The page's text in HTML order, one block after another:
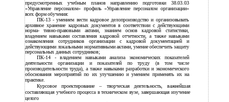
предусмотренных учебным планов направлению подготовки 38.03.03
«Управление персоналом» профиль «Управление персоналом организации»
всех форм обучения:
ПК-13 - умением вести кадровое делопроизводство и организовывать
архивное хранение кадровых документов в соответствии с действующими
норма- тивно-правовыми актами, знанием основ кадровой статистики,
владением навыками составления кадровой отчетности, а также навыками
ознакомления сотрудников организации с кадровой документацией и
действующими локальными нормативными актами, умение обеспечить защиту
персональных данных сотрудников;
ПК-14 - владением навыками анализа экономических показателей
деятельности организации и показателей по труду (в том числе
производительности труда), а также навыками разработки и экономического
обоснования мероприятий по их улучшению и умением применять их на
практике.
Курсовое проектирование – творческая деятельность, важнейшая
составляющая учебного процесса в техническом вузе, завершающая изучение
целого